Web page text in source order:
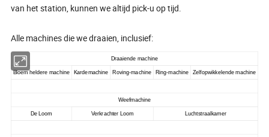
van het station, kunnen we altijd pick-u op tijd.
Alle machines die we draaien, inclusief:
Draaiende machine
Bloem heldere machine Kardemachine Roving-machine Ring-machine Zelfopwikkelende machine
Weefmachine
De Loom Verkrachter Loom Luchtstraalkamer